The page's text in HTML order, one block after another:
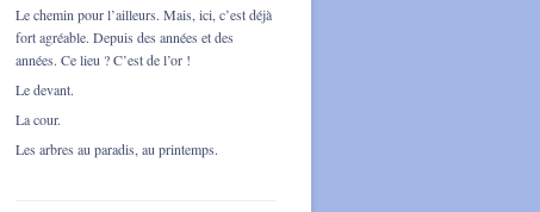
Le chemin pour l’ailleurs. Mais, ici, c’est déjà
fort agréable. Depuis des années et des
années. Ce lieu ? C’est de l’or !
Le devant.
La cour.
Les arbres au paradis, au printemps.